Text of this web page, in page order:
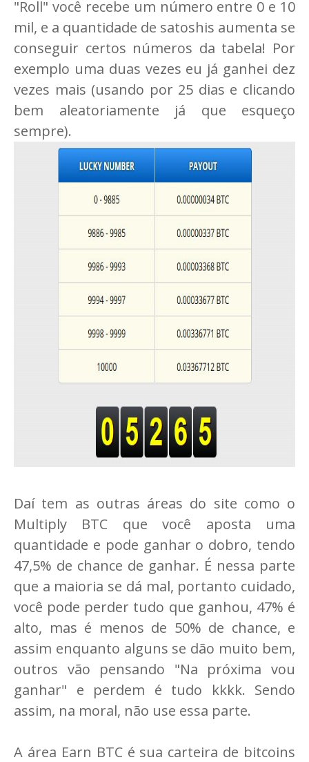
"Roll" você recebe um número entre 0 e 10
mil, e a quantidade de satoshis aumenta se
conseguir certos números da tabela! Por
exemplo uma duas vezes eu já ganhei dez
vezes mais (usando por 25 dias e clicando
bem aleatoriamente já que esqueço
sempre).
Daí tem as outras áreas do site como o
Multiply BTC que você aposta uma
quantidade e pode ganhar o dobro, tendo
47,5% de chance de ganhar. É nessa parte
que a maioria se dá mal, portanto cuidado,
você pode perder tudo que ganhou, 47% é
alto, mas é menos de 50% de chance, e
assim enquanto alguns se dão muito bem,
outros vão pensando "Na próxima vou
ganhar" e perdem é tudo kkkk. Sendo
assim, na moral, não use essa parte.
A área Earn BTC é sua carteira de bitcoins